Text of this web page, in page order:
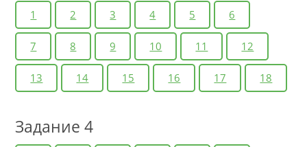
1 2 3 4 5 6
7 8 9 10 11 12
13 14 15 16 17 18
Задание 4